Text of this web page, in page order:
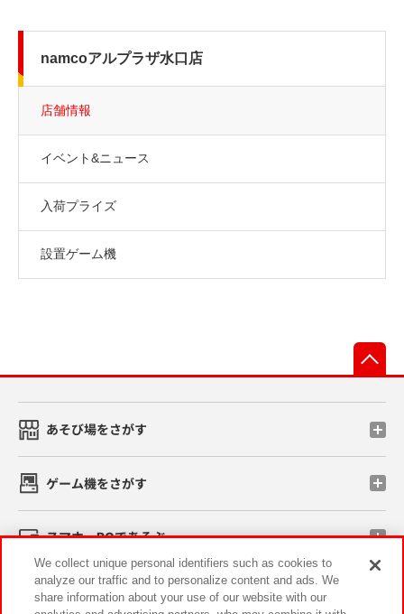
namcoアルプラザ水口店
店舗情報
イベント&ニュース
入荷プライズ
設置ゲーム機
あそび場をさがす
ゲーム機をさがす
スマホ・PCであそぶ
イベント・キャンペーン
We collect unique personal identifiers such as cookies to
analyze our traffic and to personalize content and ads. We
share information about your use of our website with our